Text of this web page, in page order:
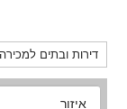
איזור